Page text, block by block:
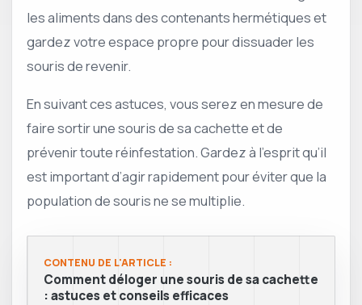
les aliments dans des contenants hermétiques et
gardez votre espace propre pour dissuader les
souris de revenir.
En suivant ces astuces, vous serez en mesure de
faire sortir une souris de sa cachette et de
prévenir toute réinfestation. Gardez à l’esprit qu’il
est important d’agir rapidement pour éviter que la
population de souris ne se multiplie.
CONTENU DE L'ARTICLE :
Comment déloger une souris de sa cachette
: astuces et conseils efficaces